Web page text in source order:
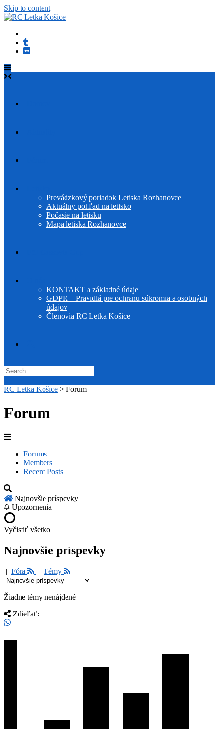
Skip to content
Prevádzkový poriadok Letiska Rozhanovce
Aktuálny pohľad na letisko
Počasie na letisku
Mapa letiska Rozhanovce
KONTAKT a základné údaje
GDPR – Pravidlá pre ochranu súkromia a osobných
údajov
Členovia RC Letka Košice
RC Letka Košice > Forum
Forum
Forums
Members
Recent Posts
Najnovšie príspevky
Upozornenia
Vyčistiť všetko
Najnovšie príspevky
| Fóra | Témy
Žiadne témy nenájdené
Zdieľať: